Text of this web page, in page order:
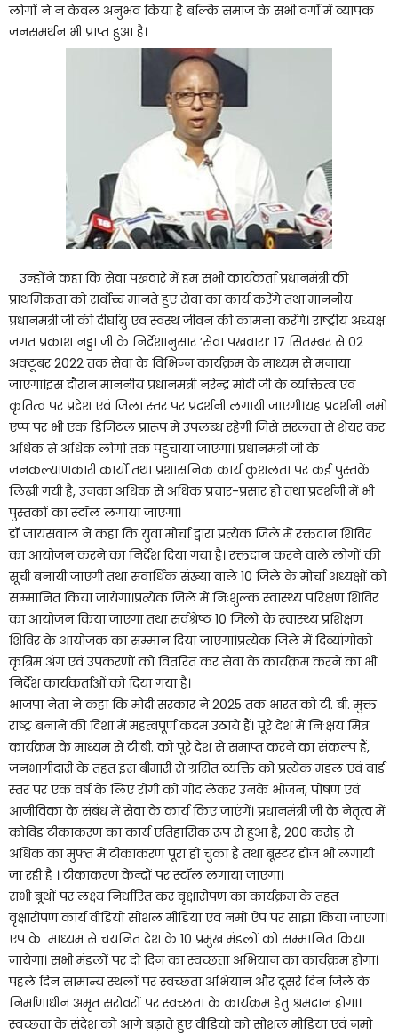
लोगों ने न केवल अनुभव किया है बल्कि समाज के सभी वर्गों में व्यापक
जनसमर्थन भी प्राप्त हुआ है।
उन्होंने कहा कि सेवा पखवारे में हम सभी कार्यकर्ता प्रधानमंत्री की
प्राथमिकता को सर्वोच्च मानते हुए सेवा का कार्य करेंगे तथा माननीय
प्रधानमंत्री जी की दीर्घायु एवं स्वस्थ जीवन की कामना करेंगे। राष्ट्रीय अध्यक्ष
जगत प्रकाश नड्डा जी के निर्देशानुसार ’सेवा पखवारा’ 17 सितम्बर से 02
अक्टूबर 2022 तक सेवा के विभिन्न कार्यक्रम के माध्यम से मनाया
जाएगा।इस दौरान माननीय प्रधानमंत्री नरेन्द्र मोदी जी के व्यक्तित्व एवं
कृतित्व पर प्रदेश एवं जिला स्तर पर प्रदर्शनी लगायी जाएगी।यह प्रदर्शनी नमो
एप्प पर भी एक डिजिटल प्रारूप में उपलब्ध रहेगी जिसे सरलता से शेयर कर
अधिक से अधिक लोगो तक पहुंचाया जाएगा। प्रधानमंत्री जी के
जनकल्याणकारी कार्यों तथा प्रशासनिक कार्य कुशलता पर कई पुस्तकें
लिखी गयी है, उनका अधिक से अधिक प्रचार-प्रसार हो तथा प्रदर्शनी में भी
पुस्तकों का स्टॉल लगाया जाएगा।
डॉ जायसवाल ने कहा कि युवा मोर्चा द्वारा प्रत्येक जिले में रक्तदान शिविर
का आयोजन करने का निर्देश दिया गया है। रक्तदान करने वाले लोगों की
सूची बनायी जाएगी तथा सवार्धिक संख्या वाले 10 जिले के मोर्चा अध्यक्षों को
सम्मानित किया जायेगा।प्रत्येक जिले में निःशुल्क स्वास्थ्य परिक्षण शिविर
का आयोजन किया जाएगा तथा सर्वश्रेष्ठ 10 जिलों के स्वास्थ्य प्रशिक्षण
शिविर के आयोजक का सम्मान दिया जाएगा।प्रत्येक जिले में दिव्यांगोको
कृत्रिम अंग एवं उपकरणों को वितरित कर सेवा के कार्यक्रम करने का भी
निर्देश कार्यकर्ताओं को दिया गया है।
भाजपा नेता ने कहा कि मोदी सरकार ने 2025 तक भारत को टी. बी. मुक्त
राष्ट्र बनाने की दिशा में महत्वपूर्ण कदम उठाये हैं। पूरे देश में निःक्षय मित्र
कार्यक्रम के माध्यम से टी.बी. को पूरे देश से समाप्त करने का संकल्प हैं,
जनभागीदारी के तहत इस बीमारी से ग्रसित व्यक्ति को प्रत्येक मंडल एवं वार्ड
स्तर पर एक वर्ष के लिए रोगी को गोद लेकर उनके भोजन, पोषण एवं
आजीविका के संबंध में सेवा के कार्य किए जाएंगें। प्रधानमंत्री जी के नेतृत्व में
कोविड टीकाकरण का कार्य एतिहासिक रूप से हुआ है, 200 करोड़ से
अधिक का मुफ्त में टीकाकरण पूरा हो चुका है तथा बूस्टर डोज भी लगायी
जा रही है । टीकाकरण केन्द्रों पर स्टॉल लगाया जाएगा।
सभी बूथों पर लक्ष्य निर्धारित कर वृक्षारोपण का कार्यक्रम के तहत
वृक्षारोपण कार्य वीडियो सोशल मीडिया एवं नमो ऐप पर साझा किया जाएगा।
एप के माध्यम से चयनित देश के 10 प्रमुख मंडलों को सम्मानित किया
जायेगा। सभी मंडलों पर दो दिन का स्वच्छता अभियान का कार्यक्रम होगा।
पहले दिन सामान्य स्थलों पर स्वच्छता अभियान और दूसरे दिन जिले के
निर्माणाधीन अमृत सरोवरों पर स्वच्छता के कार्यक्रम हेतु श्रमदान होगा।
स्वच्छता के संदेश को आगे बढ़ाते हुए वीडियो को सोशल मीडिया एवं नमो